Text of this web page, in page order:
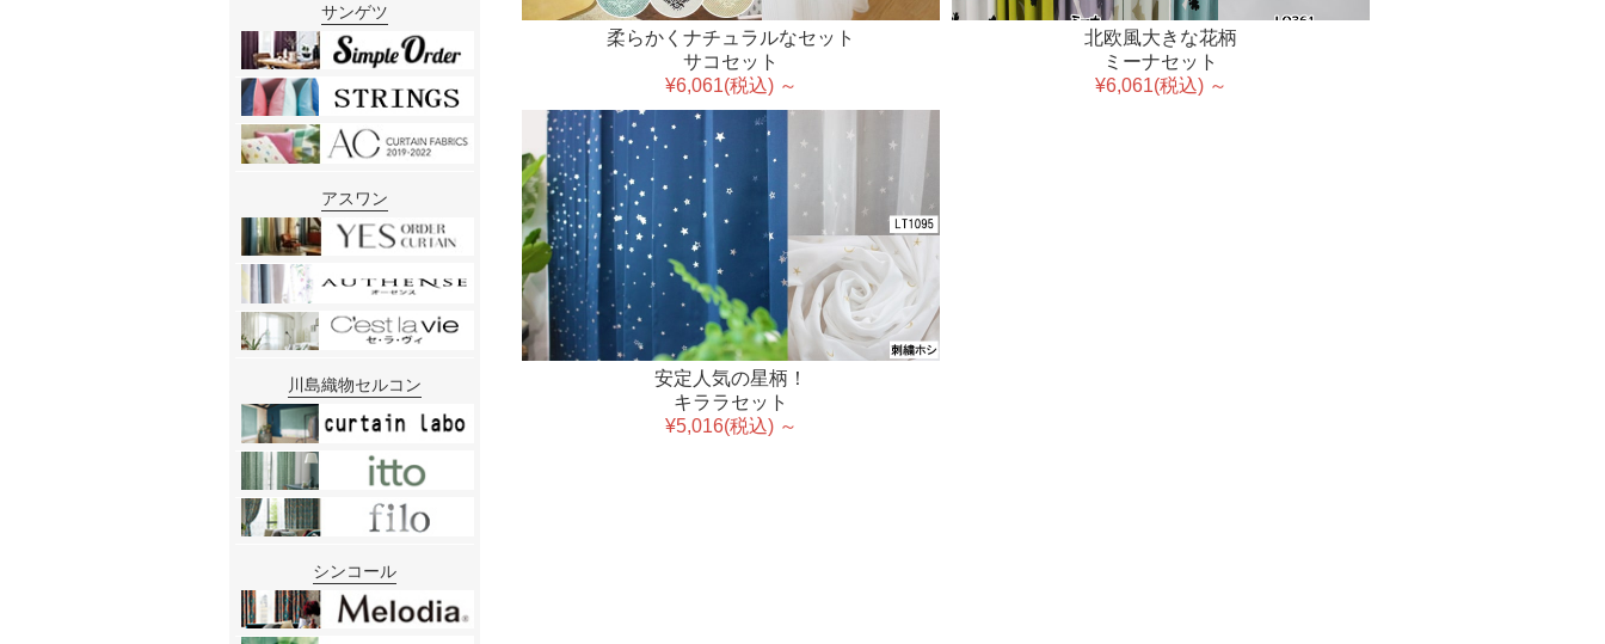
柔らかくナチュラルなセット
サコセット
¥6,061(税込) ～
北欧風大きな花柄
ミーナセット
¥6,061(税込) ～
安定人気の星柄！
キララセット
¥5,016(税込) ～
サンゲツ
アスワン
川島織物セルコン
シンコール